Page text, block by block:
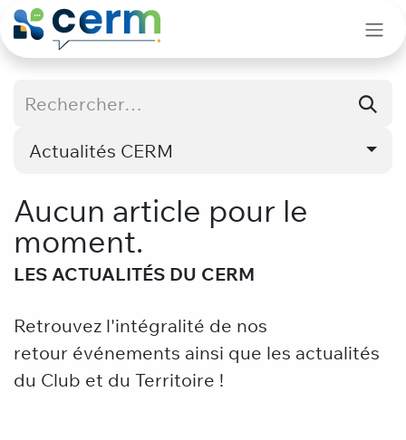
Se rendre au contenu
Actualités CERM
Aucun article pour le
moment.
LES ACTUALITÉS DU CERM
Retrouvez l'intégralité de nos
retour événements ainsi que les actualités
du Club et du Territoire !